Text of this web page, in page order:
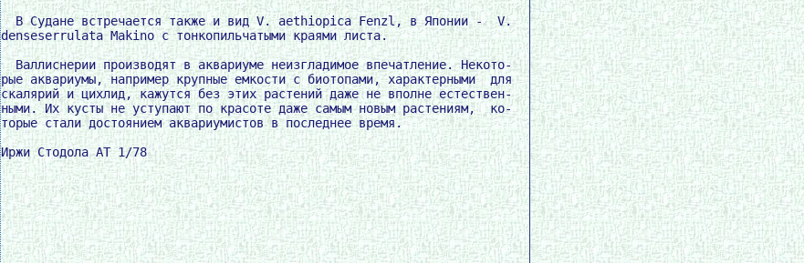
  В Судане встречается также и вид V. aethiopica Fenzl, в Японии -  V.
denseserrulata Makino с тонкопильчатыми краями листа.
  Валлиснерии производят в аквариуме неизгладимое впечатление. Некото-
рые аквариумы, например крупные емкости с биотопами, характерными  для
скалярий и цихлид, кажутся без этих растений даже не вполне естествен-
ными. Их кусты не уступают по красоте даже самым новым растениям,  ко-
торые стали достоянием аквариумистов в последнее время.